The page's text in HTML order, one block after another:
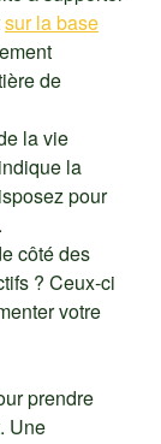
sur la base
de
la vie
la
pour
côté des
? Ceux-ci
votre
prendre
Une